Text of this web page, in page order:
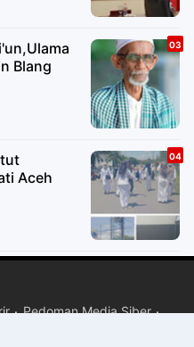
Blang
Aceh
Pedoman Media Siber